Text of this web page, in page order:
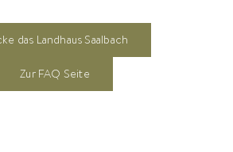
das Landhaus Saalbach
Zur FAQ Seite